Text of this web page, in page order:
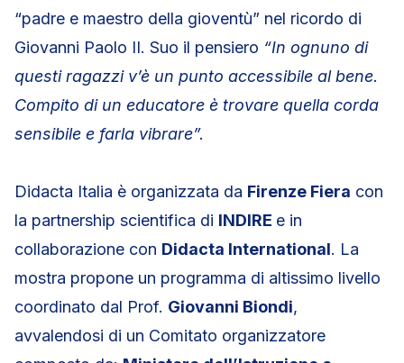
“padre e maestro della gioventù” nel ricordo di
Giovanni Paolo II. Suo il pensiero “In ognuno di
questi ragazzi v’è un punto accessibile al bene.
Compito di un educatore è trovare quella corda
sensibile e farla vibrare”.
Didacta Italia è organizzata da Firenze Fiera con
la partnership scientifica di INDIRE e in
collaborazione con Didacta International. La
mostra propone un programma di altissimo livello
coordinato dal Prof. Giovanni Biondi,
avvalendosi di un Comitato organizzatore